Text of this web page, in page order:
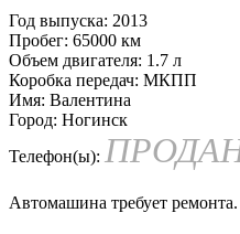
Год выпуска: 2013
Пробег: 65000 км
Объем двигателя: 1.7 л
Коробка передач: МКПП
Имя: Валентина
Город: Ногинск
Телефон(ы):
Автомашина требует ремонта.